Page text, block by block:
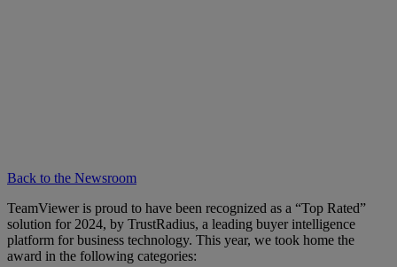
Back to the Newsroom
TeamViewer is proud to have been recognized as a “Top Rated”
solution for 2024, by TrustRadius, a leading buyer intelligence
platform for business technology. This year, we took home the
award in the following categories: